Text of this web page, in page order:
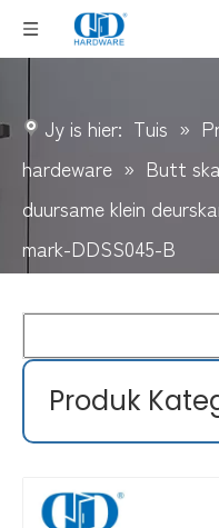
Jy is hier: Tuis »
hardeware » Butt
duursame klein
mark-DDSS045-B
Produk